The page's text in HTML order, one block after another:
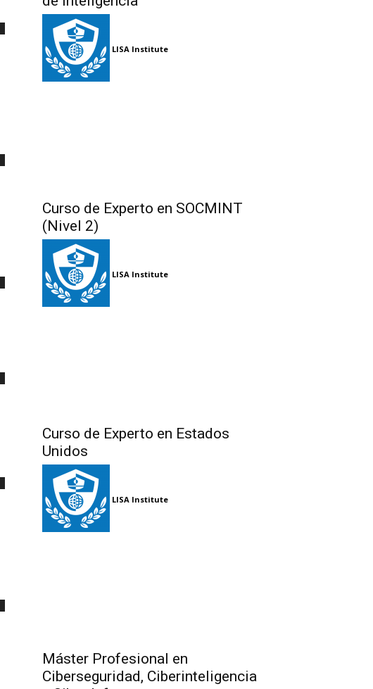
LISA Institute
Curso de Experto en SOCMINT
(Nivel 2)
LISA Institute
Curso de Experto en Estados
Unidos
LISA Institute
Máster Profesional en
Ciberseguridad, Ciberinteligencia